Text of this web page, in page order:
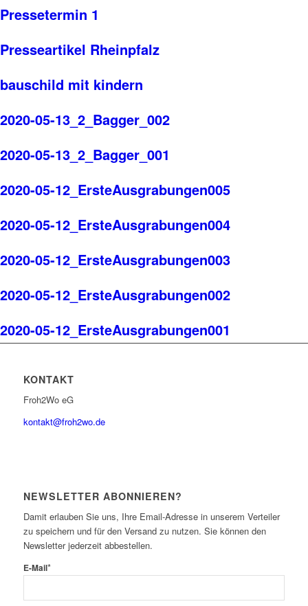
Pressetermin 1
Presseartikel Rheinpfalz
bauschild mit kindern
2020-05-13_2_Bagger_002
2020-05-13_2_Bagger_001
2020-05-12_ErsteAusgrabungen005
2020-05-12_ErsteAusgrabungen004
2020-05-12_ErsteAusgrabungen003
2020-05-12_ErsteAusgrabungen002
2020-05-12_ErsteAusgrabungen001
KONTAKT
Froh2Wo eG
kontakt@froh2wo.de
NEWSLETTER ABONNIEREN?
Damit erlauben Sie uns, Ihre Email-Adresse in unserem Verteiler
zu speichern und für den Versand zu nutzen. Sie können den
Newsletter jederzeit abbestellen.
E-Mail*